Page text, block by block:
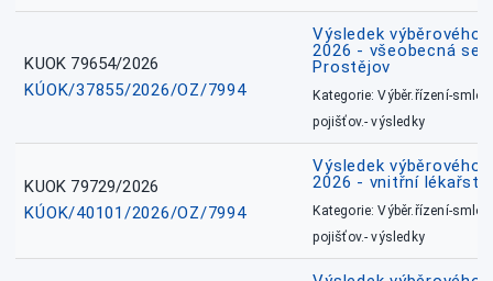
KUOK 79654/2026
KÚOK/37855/2026/OZ/7994
Výsledek výběrového
2026 - všeobecná
Prostějov
Kategorie: Výběr.řízení-
pojišťov.- výsledky
KUOK 79729/2026
KÚOK/40101/2026/OZ/7994
Výsledek výběrového
2026 - vnitřní
Kategorie: Výběr.řízení-
pojišťov.- výsledky